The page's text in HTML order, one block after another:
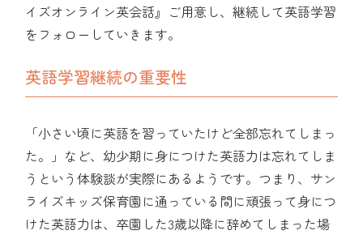
イズオンライン英会話』ご用意し、継続して英語学習
をフォローしていきます。
英語学習継続の重要性
「小さい頃に英語を習っていたけど全部忘れてしまっ
た。」など、幼少期に身につけた英語力は忘れてしま
うという体験談が実際にあるようです。つまり、サン
ライズキッズ保育園に通っている間に頑張って身につ
けた英語力は、卒園した3歳以降に辞めてしまった場